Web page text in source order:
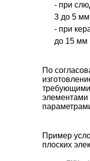
Пример
плоских
- при
3 до 5 мм
- при
до 15 мм
По
элементами